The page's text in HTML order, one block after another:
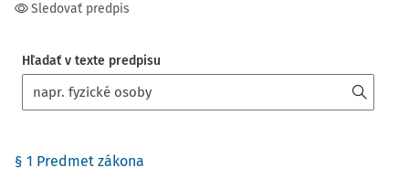
Sledovať predpis
Hľadať v texte predpisu
§ 1 Predmet zákona